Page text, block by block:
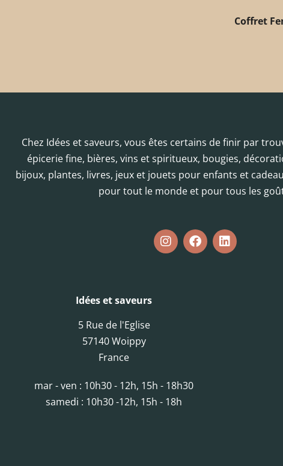
Coffret
Chez Idées et saveurs, vous êtes certains de finir par
épicerie fine, bières, vins et spiritueux, bougies,
bijoux, plantes, livres, jeux et jouets pour enfants et
pour tout le monde et pour tous les
Idées et saveurs
5 Rue de l'Eglise
57140 Woippy
France
mar - ven : 10h30 - 12h, 15h - 18h30
samedi : 10h30 -12h, 15h - 18h